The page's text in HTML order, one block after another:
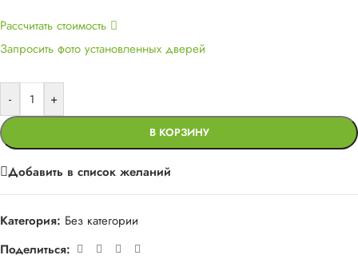
Рассчитать стоимость
Запросить фото установленных дверей
- +
В КОРЗИНУ
Добавить в список желаний
Категория: Без категории
Поделиться: